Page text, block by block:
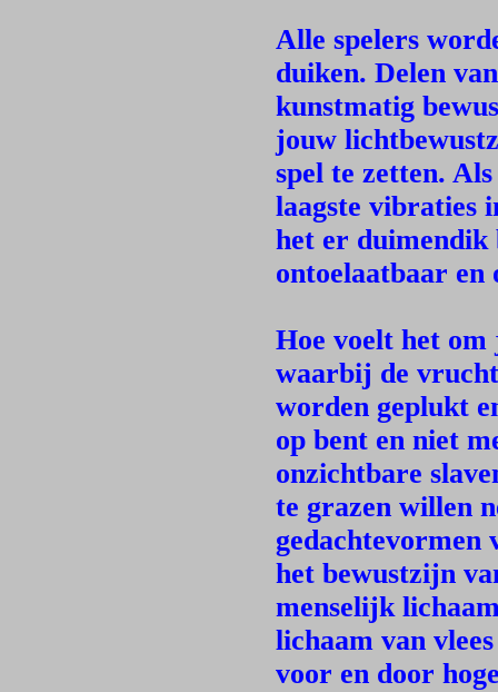
Alle spelers
duiken. Delen
kunstmatig
jouw
spel te zetten.
laagste vibraties
het er duimendik
ontoelaatbaar
Hoe voelt het om
waarbij de
worden geplukt
op bent en niet
onzichtbare
te grazen willen
gedachtevormen
het bewustzijn
menselijk
lichaam van
voor en door